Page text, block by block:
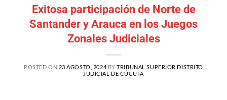
Exitosa participación de Norte de
Santander y Arauca en los Juegos
Zonales Judiciales
POSTED ON 23 AGOSTO, 2024 BYTRIBUNAL SUPERIOR DISTRITO
JUDICIAL DE CÚCUTA